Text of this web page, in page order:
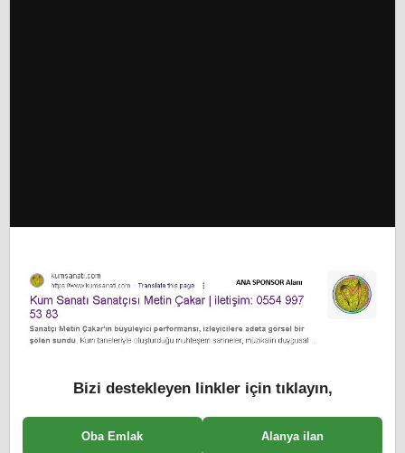
Bizi destekleyen linkler için tıklayın,
Oba Emlak Alanya ilan